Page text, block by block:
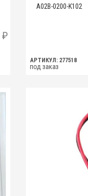
A02B-0200-K102
АРТИКУЛ: 277518
под заказ